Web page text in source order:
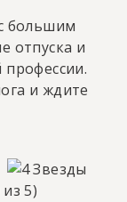
большим
отпуска и
и ждите
из 5)